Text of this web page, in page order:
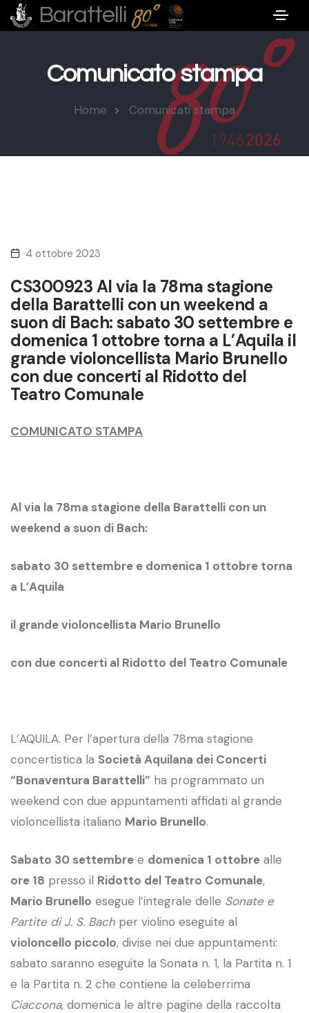
Barattelli
Comunicato stampa
Home Comunicati stampa
4 ottobre 2023
CS300923 Al via la 78ma stagione
della Barattelli con un weekend a
suon di Bach: sabato 30 settembre e
domenica 1 ottobre torna a L’Aquila il
grande violoncellista Mario Brunello
con due concerti al Ridotto del
Teatro Comunale
COMUNICATO STAMPA
Al via la 78ma stagione della Barattelli con un
weekend a suon di Bach:
sabato 30 settembre e domenica 1 ottobre torna
a L’Aquila
il grande violoncellista Mario Brunello
con due concerti al Ridotto del Teatro Comunale
L’AQUILA. Per l’apertura della 78ma stagione
concertistica la Società Aquilana dei Concerti
“Bonaventura Barattelli” ha programmato un
weekend con due appuntamenti affidati al grande
violoncellista italiano Mario Brunello.
Sabato 30 settembre e domenica 1 ottobre alle
ore 18 presso il Ridotto del Teatro Comunale,
Mario Brunello esegue l’integrale delle Sonate e
Partite di J. S. Bachper violino eseguite al
violoncello piccolo, divise nei due appuntamenti:
sabato saranno eseguite la Sonata n. 1, la Partita n. 1
e la Partita n. 2 che contiene la celeberrima
Ciaccona, domenica le altre pagine della raccolta